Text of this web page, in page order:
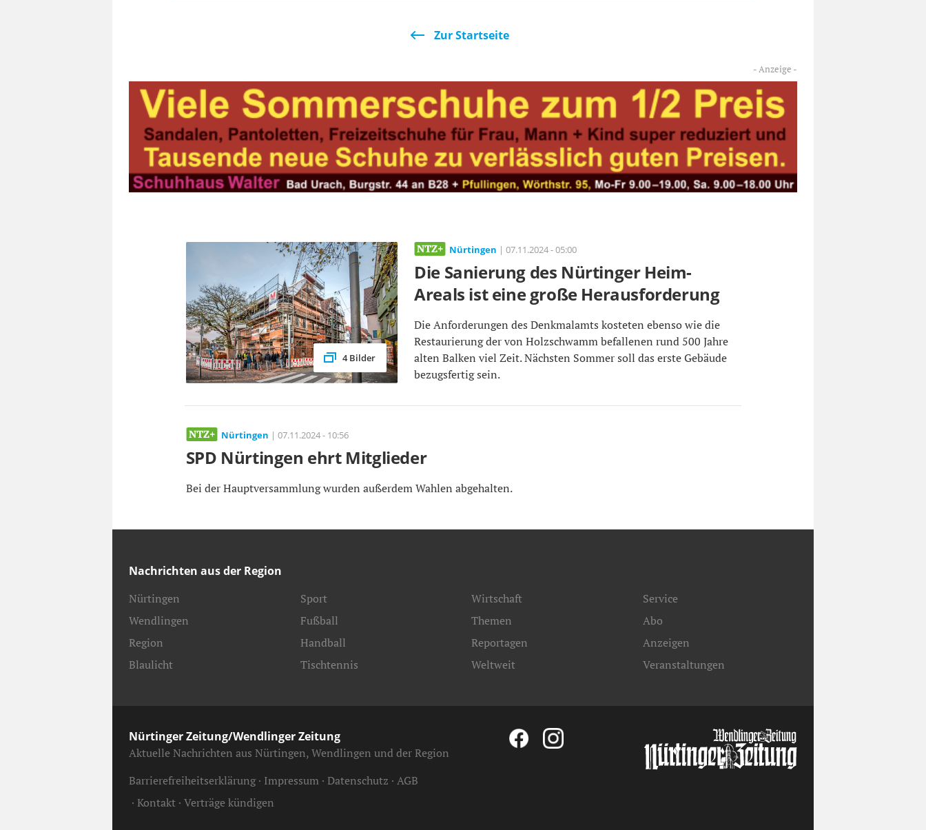
Zur Startseite
4 Bilder
Nürtingen | 07.11.2024 - 05:00
Die Sanierung des Nürtinger Heim-
Areals ist eine große Herausforderung
Die Anforderungen des Denkmalamts kosteten ebenso wie die
Restaurierung der von Holzschwamm befallenen rund 500 Jahre
alten Balken viel Zeit. Nächsten Sommer soll das erste Gebäude
bezugsfertig sein.
Nürtingen | 07.11.2024 - 10:56
SPD Nürtingen ehrt Mitglieder
Bei der Hauptversammlung wurden außerdem Wahlen abgehalten.
Nachrichten aus der Region
Nürtingen
Wendlingen
Region
Blaulicht
Sport
Fußball
Handball
Tischtennis
Wirtschaft
Themen
Reportagen
Weltweit
Service
Abo
Anzeigen
Veranstaltungen
Nürtinger Zeitung/Wendlinger Zeitung
Aktuelle Nachrichten aus Nürtingen, Wendlingen und der Region
Barrierefreiheitserklärung Impressum Datenschutz AGB
Kontakt Verträge kündigen